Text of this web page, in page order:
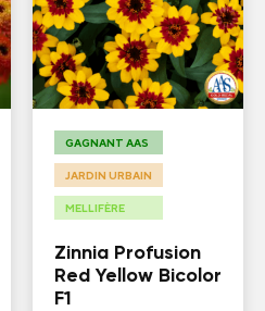
GAGNANT AAS
JARDIN URBAIN
MELLIFÈRE
Zinnia Profusion
Red Yellow Bicolor
F1